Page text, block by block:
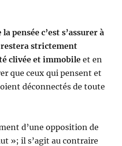
pensée c’est s’assurer à
restera strictement
clivée et immobile et en
que ceux qui pensent et
déconnectés de toute
d’une opposition de
»; il s’agit au contraire